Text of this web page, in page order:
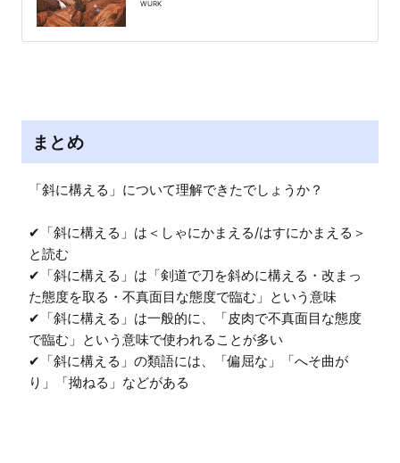
WURK
まとめ
「斜に構える」について理解できたでしょうか？
✔︎「斜に構える」は＜しゃにかまえる/はすにかまえる＞
と読む
✔︎「斜に構える」は「剣道で刀を斜めに構える・改まっ
た態度を取る・不真面目な態度で臨む」という意味
✔︎「斜に構える」は一般的に、「皮肉で不真面目な態度
で臨む」という意味で使われることが多い
✔︎「斜に構える」の類語には、「偏屈な」「へそ曲が
り」「拗ねる」などがある